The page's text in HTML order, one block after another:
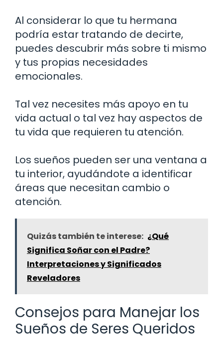
Al considerar lo que tu hermana
podría estar tratando de decirte,
puedes descubrir más sobre ti mismo
y tus propias necesidades
emocionales.
Tal vez necesites más apoyo en tu
vida actual o tal vez hay aspectos de
tu vida que requieren tu atención.
Los sueños pueden ser una ventana a
tu interior, ayudándote a identificar
áreas que necesitan cambio o
atención.
Quizás también te interese: ¿Qué
Significa Soñar con el Padre?
Interpretaciones y Significados
Reveladores
Consejos para Manejar los
Sueños de Seres Queridos